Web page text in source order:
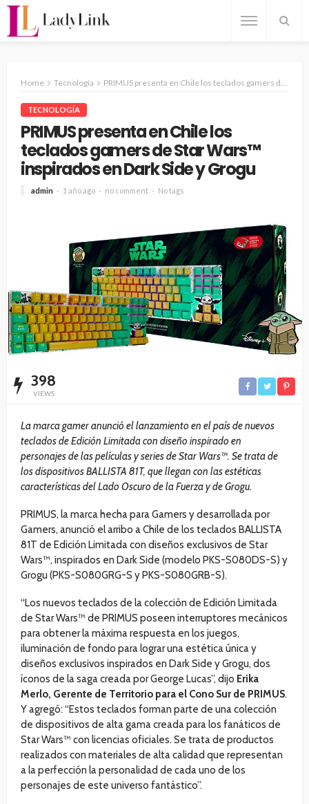
Home Tecnología PRIMUS presenta en Chile los teclados gamers de Star Wars™ inspirados en Dark Side y Grogu
TECNOLOGÍA
PRIMUS presenta en Chile los
teclados gamers de Star Wars™
inspirados en Dark Side y Grogu
admin 1 año ago no comment No tags
398
VIEWS
La marca gamer anunció el lanzamiento en el país de nuevos
teclados de Edición Limitada con diseño inspirado en
personajes de las películas y series de Star Wars™. Se trata de
los dispositivos BALLISTA 81T, que llegan con las estéticas
características del Lado Oscuro de la Fuerza y de Grogu.
PRIMUS, la marca hecha para Gamers y desarrollada por
Gamers, anunció el arribo a Chile de los teclados BALLISTA
81T de Edición Limitada con diseños exclusivos de Star
Wars™, inspirados en Dark Side (modelo PKS-S080DS-S) y
Grogu (PKS-S080GRG-S y PKS-S080GRB-S).
“Los nuevos teclados de la colección de Edición Limitada
de Star Wars™ de PRIMUS poseen interruptores mecánicos
para obtener la máxima respuesta en los juegos,
iluminación de fondo para lograr una estética única y
diseños exclusivos inspirados en Dark Side y Grogu, dos
íconos de la saga creada por George Lucas”, dijo Erika
Merlo, Gerente de Territorio para el Cono Sur de PRIMUS.
Y agregó: “Estos teclados forman parte de una colección
de dispositivos de alta gama creada para los fanáticos de
Star Wars™ con licencias oficiales. Se trata de productos
realizados con materiales de alta calidad que representan
a la perfección la personalidad de cada uno de los
personajes de este universo fantástico”.